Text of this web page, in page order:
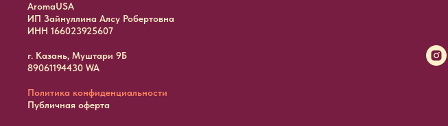
AromaUSA
ИП Зайнуллина Алсу Робертовна
ИНН 166023925607
г. Казань, Муштари 9Б
89061194430 WA
Политика конфиденциальности
Публичная оферта